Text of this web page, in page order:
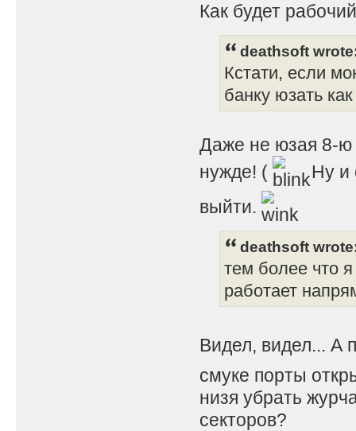
Как будет
deathsoft
Кстати, если
банку юзать
Даже не юзая 8-ю
нужде! (
Ну и
выйти.
deathsoft
тем более что
работает
Видел, видел... А
смуке порты
низя убрать
секторов?